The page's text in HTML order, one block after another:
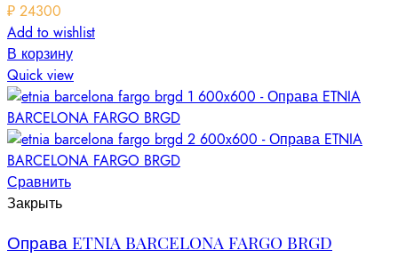
₽ 24300
Add to wishlist
В корзину
Quick view
Сравнить
Закрыть
Оправа ETNIA BARCELONA FARGO BRGD